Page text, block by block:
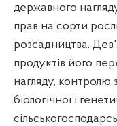
державного
прав на сорти
розсадництва.
продуктів його
нагляду, контролю
біологічної і